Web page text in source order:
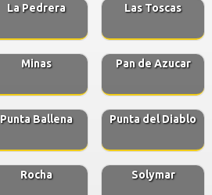
La Pedrera Las Toscas
Minas Pan de Azucar
Punta Ballena Punta del Diablo
Rocha Solymar